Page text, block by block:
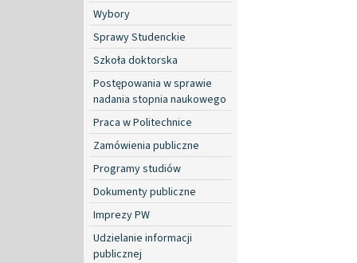
Wybory
Sprawy Studenckie
Szkoła doktorska
Postępowania w sprawie
nadania stopnia naukowego
Praca w Politechnice
Zamówienia publiczne
Programy studiów
Dokumenty publiczne
Imprezy PW
Udzielanie informacji
publicznej